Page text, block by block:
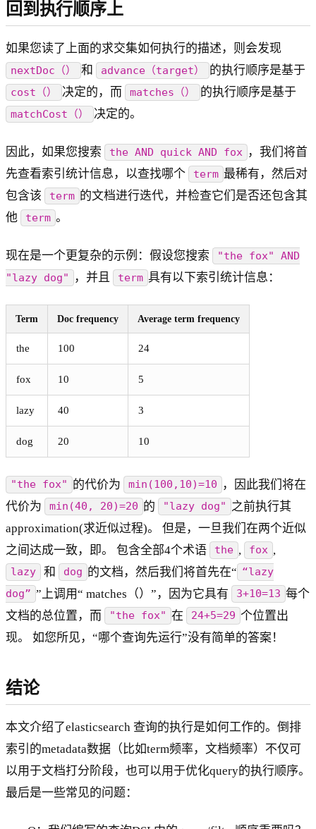
回到执行顺序上
如果您读了上面的求交集如何执行的描述，则会发现
nextDoc（） 和 advance（target） 的执行顺序是基于
cost（） 决定的，而 matches（） 的执行顺序是基于
matchCost（） 决定的。
因此，如果您搜索 the AND quick AND fox ，我们将首
先查看索引统计信息，以查找哪个
term 最稀有，然后对
包含该
term 的文档进行迭代，并检查它们是否还包含其
他
term 。
现在是一个更复杂的示例：假设您搜索
"the fox" AND
"lazy dog"
，并且 term 具有以下索引统计信息：
Term Doc frequency Average term frequency
the 100 24
fox 10 5
lazy 40 3
dog 20 10
"the fox" 的代价为 min(100,10)=10
，因此我们将在
代价为
min(40, 20)=20 的 "lazy dog" 之前执行其
approximation(求近似过程)。 但是，一旦我们在两个近似
之间达成一致，即。 包含全部4个术语
the , fox ,
lazy 和 dog 的文档，然后我们将首先在“ “lazy
dog” ”上调用“ matches（）”，因为它具有 3+10=13 每个
文档的总位置，而
"the fox" 在 24+5=29 个位置出
现。 如您所见，“哪个查询先运行”没有简单的答案！
结论
本文介绍了elasticsearch 查询的执行是如何工作的。倒排
索引的metadata数据（比如term频率，文档频率）不仅可
以用于文档打分阶段，也可以用于优化query的执行顺序。
最后是一些常见的问题：